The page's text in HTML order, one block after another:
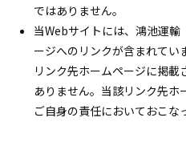
ではありません。
当Webサイトには、鴻池運
ージへのリンクが含まれて
リンク先ホームページに掲
ありません。当該リンク先
ご自身の責任においておこな